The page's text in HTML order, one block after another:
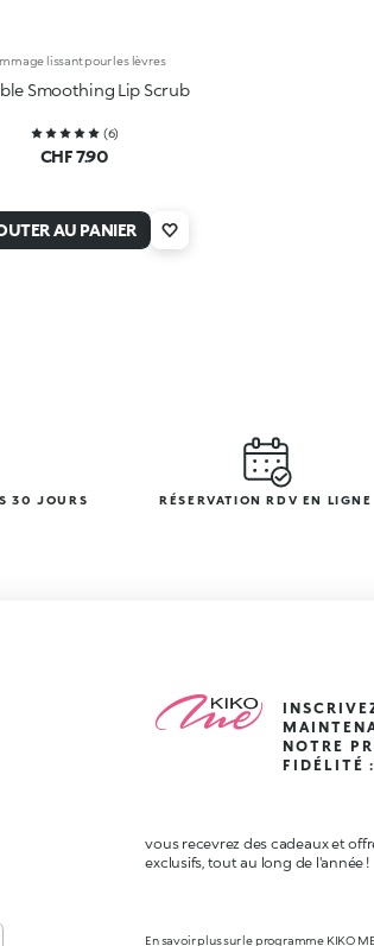
lissant pour les lèvres
Smoothing Lip Scrub
(6)
CHF 7.90
AU PANIER
30 JOURS RÉSERVATION RDV EN LIGNE
NOTRE
FIDÉLITÉ :
vous recevrez des cadeaux et
exclusifs, tout au long de l'année !
En savoir plus sur le programme KIKO ME